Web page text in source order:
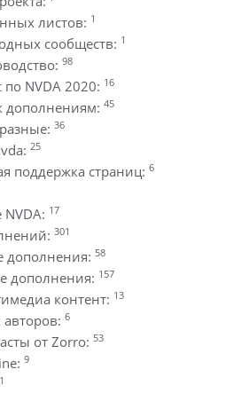
листов: 1
сообществ: 1
98
NVDA 2020: 16
дополнениям: 45
36
25
поддержка страниц: 6
17
301
дополнения: 58
дополнения: 157
контент: 13
6
от Zorro: 53
9